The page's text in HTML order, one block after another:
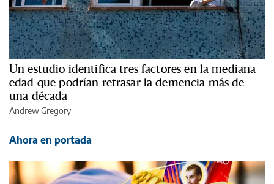
Un estudio identifica tres factores en la mediana
edad que podrían retrasar la demencia más de
una década
Andrew Gregory
Ahora en portada